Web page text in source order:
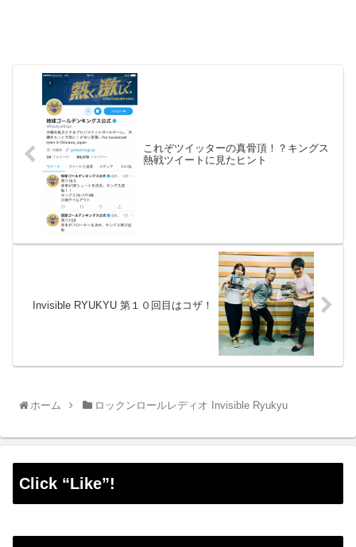
これぞツイッターの真骨頂！？キングス
熱戦ツイートに見たヒント
Invisible RYUKYU 第１０回目はコザ！
ホーム ロックンロールレディオ Invisible Ryukyu
Click “Like”!